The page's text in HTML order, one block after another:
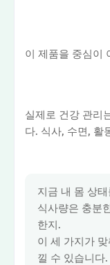
이 제품을 중심이
실제로 건강 관리
다. 식사, 수면, 활
지금 내 몸 상
식사량은 충분
한지.
이 세 가지가
낄 수 있습니다.